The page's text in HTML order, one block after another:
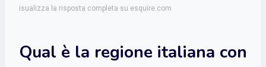
isualizza la risposta completa su esquire.com
Qual è la regione italiana con